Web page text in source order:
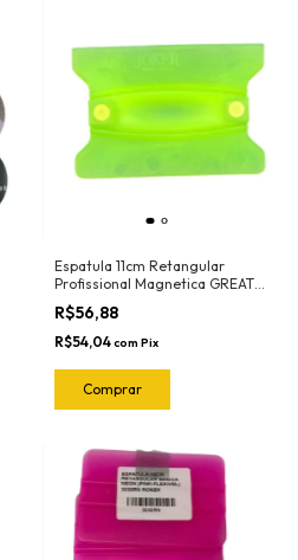
Espatula 11cm Retangular
Profissional Magnetica GREAT
(Verde-Flexivel) 3112 Joker
R$56,88
R$54,04com Pix